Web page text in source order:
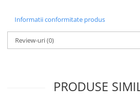
Informatii conformitate produs
Review-uri(0)
PRODUSE